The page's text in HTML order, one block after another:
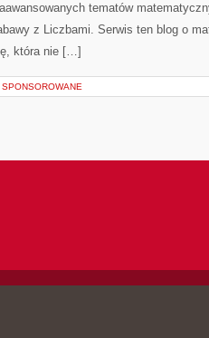
tematów
z Liczbami. Serwis ten blog o
która nie […]